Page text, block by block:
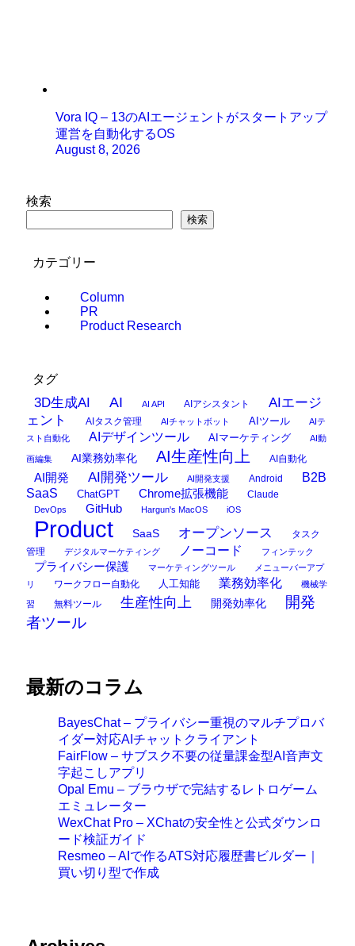
Vora IQ – 13のAIエージェントがスタートアップ
運営を自動化するOS
August 8, 2026
検索
検索
カテゴリー
Column
PR
Product Research
タグ
3D生成AI AI AI API AIアシスタント
AIエージ
ェント
AIタスク管理 AIチャットボット AIツール
AIテ
スト自動化
AIデザインツール AIマーケティング AI動
画編集 AI業務効率化 AI生産性向上 AI自動化
AI開発 AI開発ツール AI開発支援 Android
B2B
SaaS
ChatGPT Chrome拡張機能 Claude
DevOps GitHub Hargun's MacOS iOS
Product SaaS オープンソース
タスク
管理
デジタルマーケティング ノーコード フィンテック
プライバシー保護 マーケティングツール
メニューバーアプ
リ
ワークフロー自動化 人工知能 業務効率化 機械学
習 無料ツール 生産性向上 開発効率化
開発
者ツール
最新のコラム
BayesChat – プライバシー重視のマルチプロバ
イダー対応AIチャットクライアント
FairFlow – サブスク不要の従量課金型AI音声文
字起こしアプリ
Opal Emu – ブラウザで完結するレトロゲーム
エミュレーター
WexChat Pro – XChatの安全性と公式ダウンロ
ード検証ガイド
Resmeo – AIで作るATS対応履歴書ビルダー｜
買い切り型で作成